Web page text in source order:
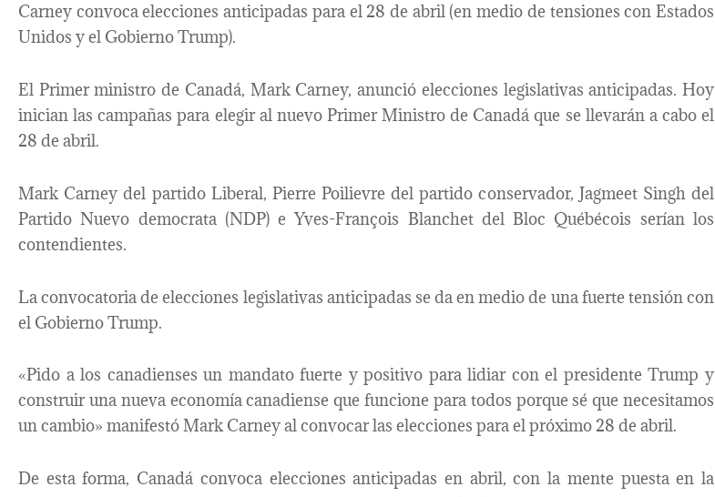
Carney convoca elecciones anticipadas para el 28 de abril (en medio de tensiones con Estados
Unidos y el Gobierno Trump).
El Primer ministro de Canadá, Mark Carney, anunció elecciones legislativas anticipadas. Hoy
inician las campañas para elegir al nuevo Primer Ministro de Canadá que se llevarán a cabo el
28 de abril.
Mark Carney del partido Liberal, Pierre Poilievre del partido conservador, Jagmeet Singh del
Partido Nuevo democrata (NDP) e Yves-François Blanchet del Bloc Québécois serían los
contendientes.
La convocatoria de elecciones legislativas anticipadas se da en medio de una fuerte tensión con
el Gobierno Trump.
«Pido a los canadienses un mandato fuerte y positivo para lidiar con el presidente Trump y
construir una nueva economía canadiense que funcione para todos porque sé que necesitamos
un cambio» manifestó Mark Carney al convocar las elecciones para el próximo 28 de abril.
De esta forma, Canadá convoca elecciones anticipadas en abril, con la mente puesta en la